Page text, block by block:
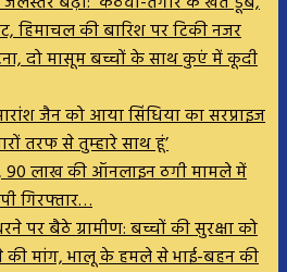
की बारिश पर टिकी नजर
दो मासूम बच्चों के साथ कुएं में कूदी
जैन को आया सिंधिया का सरप्राइज
तरफ से तुम्हारे साथ हूं’
90 लाख की ऑनलाइन ठगी मामले में
गिरफ्तार…
पर बैठे ग्रामीण: बच्चों की सुरक्षा को
की मांग, भालू के हमले से भाई-बहन की